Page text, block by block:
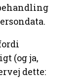
(og ja,
dette: